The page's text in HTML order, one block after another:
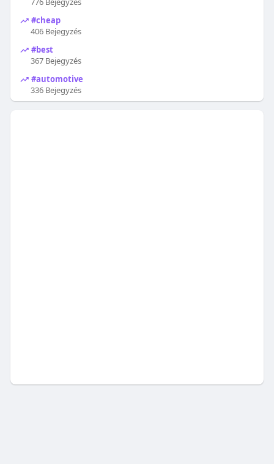
#cheap
406 Bejegyzés
#best
367 Bejegyzés
#automotive
336 Bejegyzés